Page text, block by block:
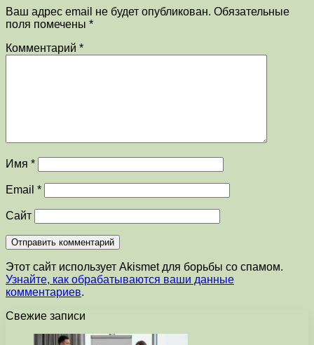
Ваш адрес email не будет опубликован. Обязательные
поля помечены *
Комментарий *
Имя *
Email *
Сайт
Этот сайт использует Akismet для борьбы со спамом.
Узнайте, как обрабатываются ваши данные
комментариев.
Свежие записи